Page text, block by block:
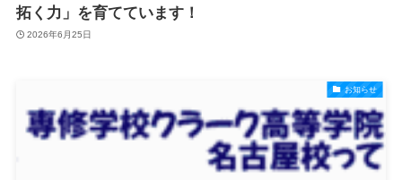
拓く力」を育てています！
2026年6月25日
お知らせ